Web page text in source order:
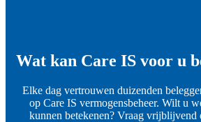
Wat kan Care IS voor u
Elke dag vertrouwen duizenden
op Care IS vermogensbeheer. Wilt u
kunnen betekenen? Vraag vrijblijvend